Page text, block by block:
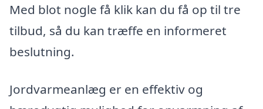
Med blot nogle få klik kan du få op til tre
tilbud, så du kan træffe en informeret
beslutning.
Jordvarmeanlæg er en effektiv og